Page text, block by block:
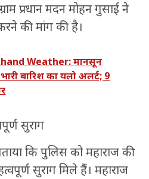
प्रधान मदन मोहन गुसाई ने
की मांग की है।
Weather: मानसून
बारिश का यलो अलर्ट; 9
सुराग
कि पुलिस को महाराज की
सुराग मिले हैं। महाराज